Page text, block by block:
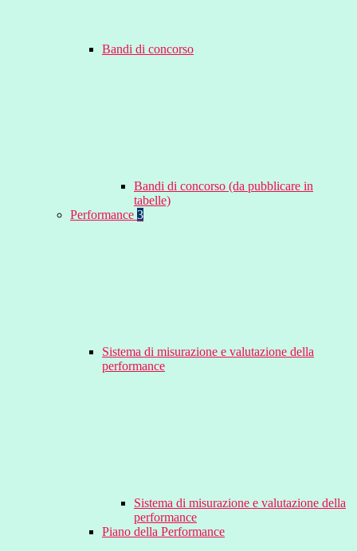
Bandi di concorso
Bandi di concorso (da pubblicare in
tabelle)
Performance 3
Sistema di misurazione e valutazione della
performance
Sistema di misurazione e valutazione della
performance
Piano della Performance